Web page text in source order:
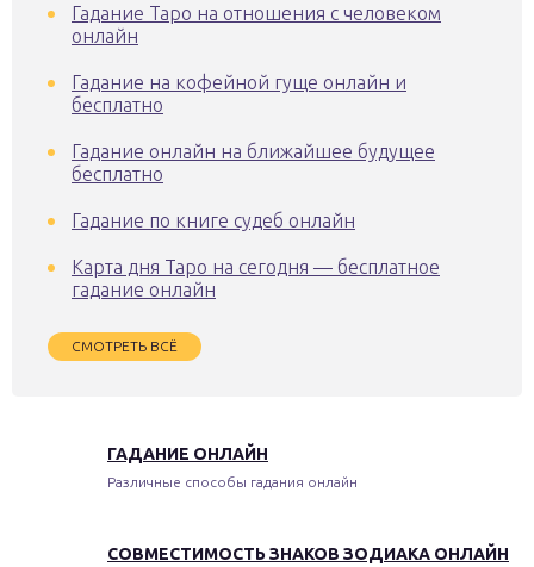
Гадание Таро на отношения с человеком
онлайн
Гадание на кофейной гуще онлайн и
бесплатно
Гадание онлайн на ближайшее будущее
бесплатно
Гадание по книге судеб онлайн
Карта дня Таро на сегодня — бесплатное
гадание онлайн
СМОТРЕТЬ ВСЁ
ГАДАНИЕ ОНЛАЙН
Различные способы гадания онлайн
СОВМЕСТИМОСТЬ ЗНАКОВ ЗОДИАКА ОНЛАЙН